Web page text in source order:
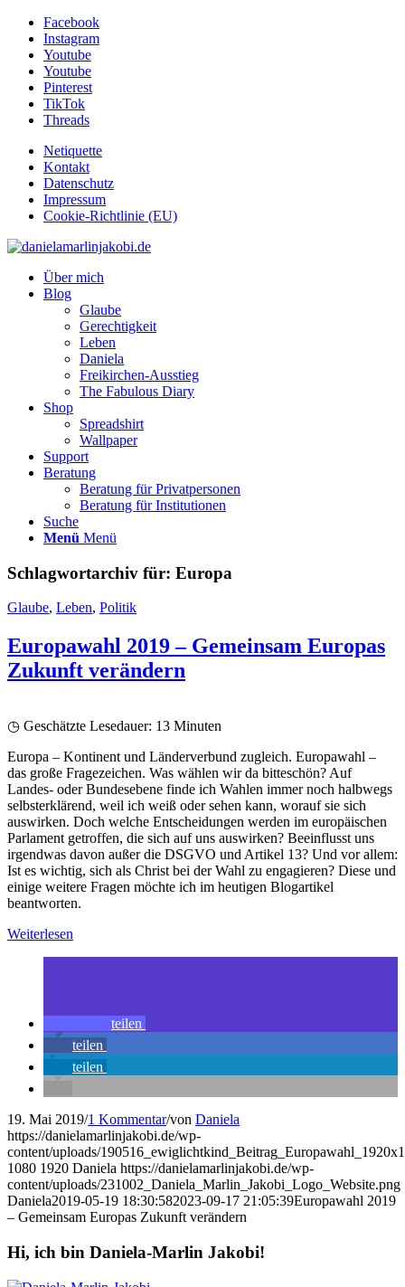
Facebook
Instagram
Youtube
Youtube
Pinterest
TikTok
Threads
Netiquette
Kontakt
Datenschutz
Impressum
Cookie-Richtlinie (EU)
Über mich
Blog
Glaube
Gerechtigkeit
Leben
Daniela
Freikirchen-Ausstieg
The Fabulous Diary
Shop
Spreadshirt
Wallpaper
Support
Beratung
Beratung für Privatpersonen
Beratung für Institutionen
Suche
Menü Menü
Schlagwortarchiv für: Europa
Glaube, Leben, Politik
Europawahl 2019 – Gemeinsam Europas
Zukunft verändern
◷ Geschätzte Lesedauer: 13 Minuten
Europa – Kontinent und Länderverbund zugleich. Europawahl –
das große Fragezeichen. Was wählen wir da bitteschön? Auf
Landes- oder Bundesebene finde ich Wahlen immer noch halbwegs
selbsterklärend, weil ich weiß oder sehen kann, worauf sie sich
auswirken. Doch welche Entscheidungen werden im europäischen
Parlament getroffen, die sich auf uns auswirken? Beeinflusst uns
irgendwas davon außer die DSGVO und Artikel 13? Und vor allem:
Ist es wichtig, sich als Christ bei der Wahl zu engagieren? Diese und
einige weitere Fragen möchte ich im heutigen Blogartikel
beantworten.
Weiterlesen
teilen
teilen
teilen
19. Mai 2019/1 Kommentar/von Daniela
https://danielamarlinjakobi.de/wp-
content/uploads/
1080 1920 Daniela https://danielamarlinjakobi.de/wp-
content/uploads/231002_Daniela_Marlin_Jakobi_Logo_Website.png
Daniela2019-05-19 18:30:582023-09-17 21:05:39Europawahl 2019
– Gemeinsam Europas Zukunft verändern
Hi, ich bin Daniela-Marlin Jakobi!